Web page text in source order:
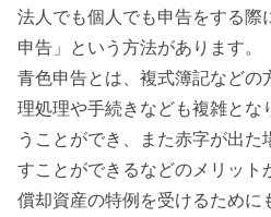
法人でも個人でも申告をする際
申告」という方法があります。
青色申告とは、複式簿記などの
理処理や手続きなども複雑とな
うことができ、また赤字が出
すことができるなどのメリット
償却資産の特例を受けるために